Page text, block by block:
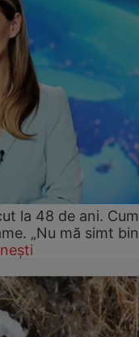
la 48 de ani. Cum
„Nu mă simt